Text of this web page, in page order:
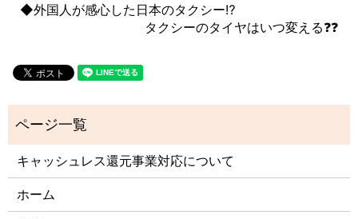
◆外国人が感心した日本のタクシー⁉️
タクシーのタイヤはいつ変える❓❓
キャッシュレス還元事業対応について
ホーム